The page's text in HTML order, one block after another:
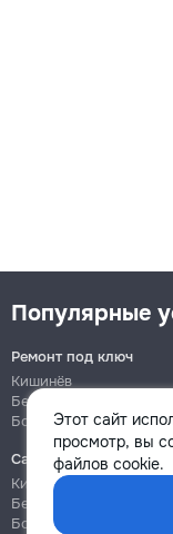
Этот сайт
просмотр, вы
файлов cookie.
Популярные
Ремонт под ключ
Кишинёв
Бельцы
Ботаника
Сантехнические работы
Кишинёв
Бельцы
Ботаника